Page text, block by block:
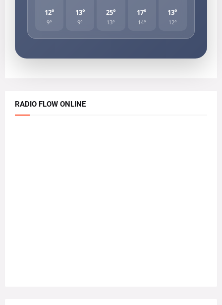
12°
9°
13°
9°
25°
13°
17°
14°
13°
12°
RADIO FLOW ONLINE